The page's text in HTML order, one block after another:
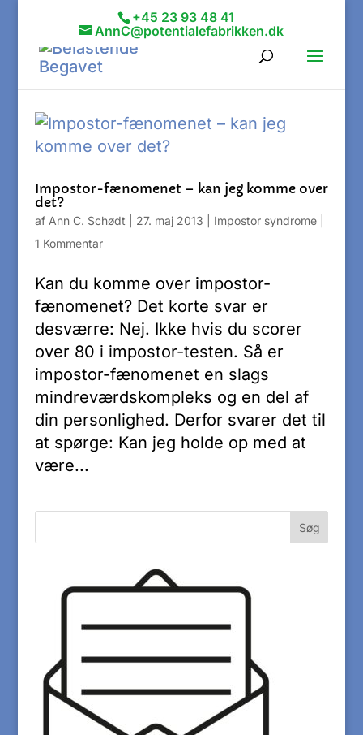
+45 23 93 48 41
AnnC@potentialefabrikken.dk
Impostor-fænomenet – kan jeg komme over
det?
af Ann C. Schødt 27. maj 2013 Impostor syndrome|
1 Kommentar
Kan du komme over impostor-
fænomenet? Det korte svar er
desværre: Nej. Ikke hvis du scorer
over 80 i impostor-testen. Så er
impostor-fænomenet en slags
mindreværdskompleks og en del af
din personlighed. Derfor svarer det til
at spørge: Kan jeg holde op med at
være...